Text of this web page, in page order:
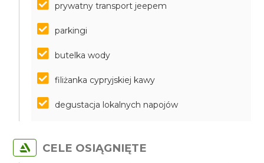
prywatny transport jeepem
parkingi
butelka wody
filiżanka cypryjskiej kawy
degustacja lokalnych napojów
CELE OSIĄGNIĘTE